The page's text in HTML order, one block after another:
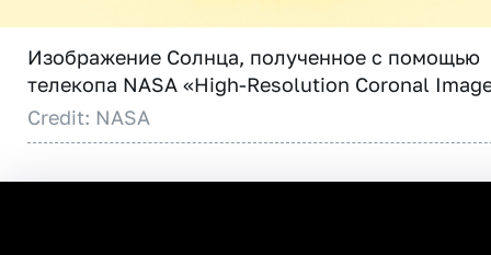
Изображение Солнца, полученное с помощью
телекопа NASA «High-Resolution Coronal
Credit: NASA